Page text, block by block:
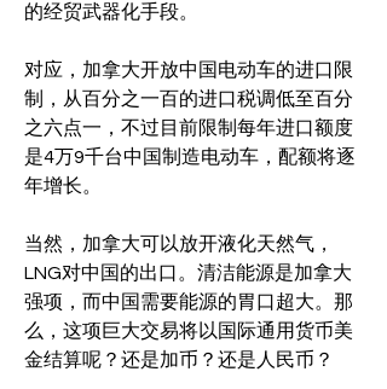
的经贸武器化手段。
对应，加拿大开放中国电动车的进口限
制，从百分之一百的进口税调低至百分
之六点一，不过目前限制每年进口额度
是4万9千台中国制造电动车，配额将逐
年增长。
当然，加拿大可以放开液化天然气，
LNG对中国的出口。清洁能源是加拿大
强项，而中国需要能源的胃口超大。那
么，这项巨大交易将以国际通用货币美
金结算呢？还是加币？还是人民币？